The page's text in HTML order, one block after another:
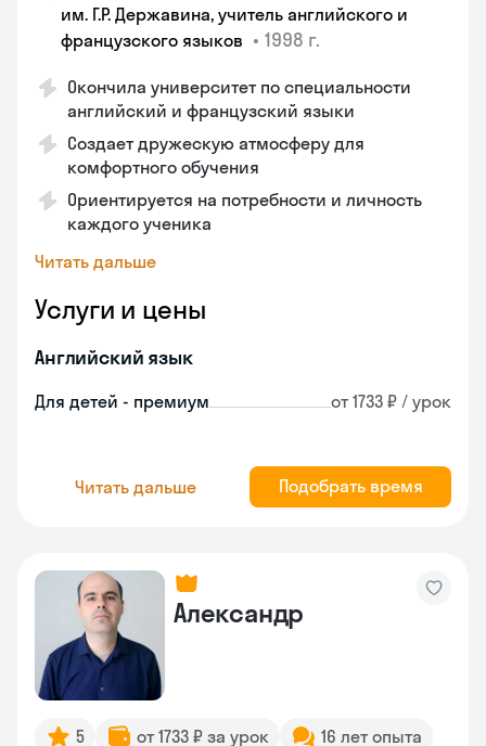
им. Г.Р. Державина, учитель английского и
французского языков • 1998 г.
Окончила университет по специальности
английский и французский языки
Создает дружескую атмосферу для
комфортного обучения
Ориентируется на потребности и личность
каждого ученика
Читать дальше
Услуги и цены
Английский язык
Для детей - премиум от 1733 ₽ / урок
Читать дальше Подобрать время
Александр
5 от 1733 ₽ за урок
16 лет опыта